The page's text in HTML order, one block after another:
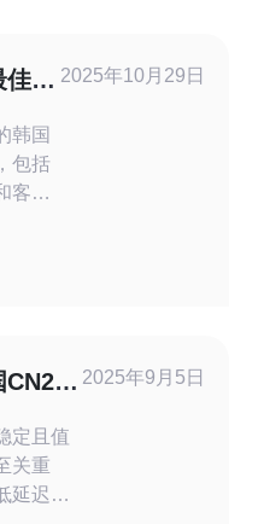
选
韩国
包括
客户
首要
流畅
2025年10月29日
服
定且值
关重
延迟的
2025年9月5日